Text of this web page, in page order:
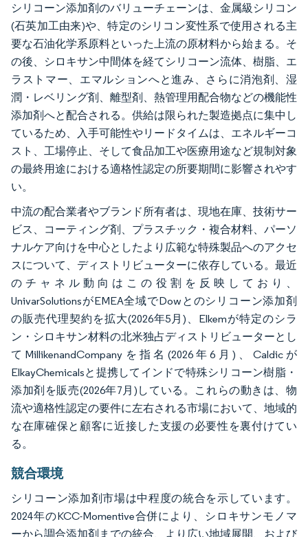
シリコーン添加剤のバリューチェーンは、金属級シリコン
(石英加工由来)や、特定のシリコン変性系で使用される主
要な石油化学系原料といった上流の原材料から始まる。そ
の後、シロキサン中間体を経てシリコーン流体、樹脂、エ
ラストマー、エマルションへと進み、さらに消泡剤、湿
潤・レベリング剤、離型剤、熱管理用配合物などの機能性
添加剤へと配合される。供給は限られた製造拠点に集中し
ているため、入手可能性やリードタイムは、エネルギーコ
スト、工場停止、そして食品加工や医療用途など規制対象
の最終用途における適格性認定の所要期間に影響されやす
い。
中流の配合業者やブランド所有者は、現地在庫、技術サー
ビス、コーティング剤、プラスチック・複合材料、パーソ
ナルケア向けを中心としたより広範な特殊製品へのアクセ
スについて、ディストリビューターに依存している。最近
のチャネル動向はこの役割を反映しており、
UnivarSolutionsがEMEA全域でDowとのシリコーン添加剤
の販売代理契約を拡大(2026年5月)、Elkemが特定のシラ
ン・シロキサン材料の北米独占ディストリビューターとし
てMillikenandCompanyを指名(2026年6月)、Caldicが
ElkayChemicalsと提携してインドで特殊シリコーン樹脂・
添加剤を販売(2026年7月)している。これらの動きは、物
流や適格性認定の要件に左右される市場において、地域的
な在庫確保と顧客に近接した支援の必要性を裏付けてい
る。
競合環境
シリコーン添加剤市場は中程度の統合を示しています。
2024年のKCC-Momentive合併により、シロキサンモノマ
ーから調合添加剤までの統合、より広い地域展開、および